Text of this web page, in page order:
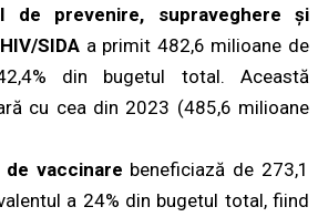
de prevenire, supraveghere și
SIDAa primit 482,6 milioane de
din bugetul total. Această
cu cea din 2023 (485,6 milioane
de vaccinare beneficiază de 273,1
a 24% din bugetul total, fiind